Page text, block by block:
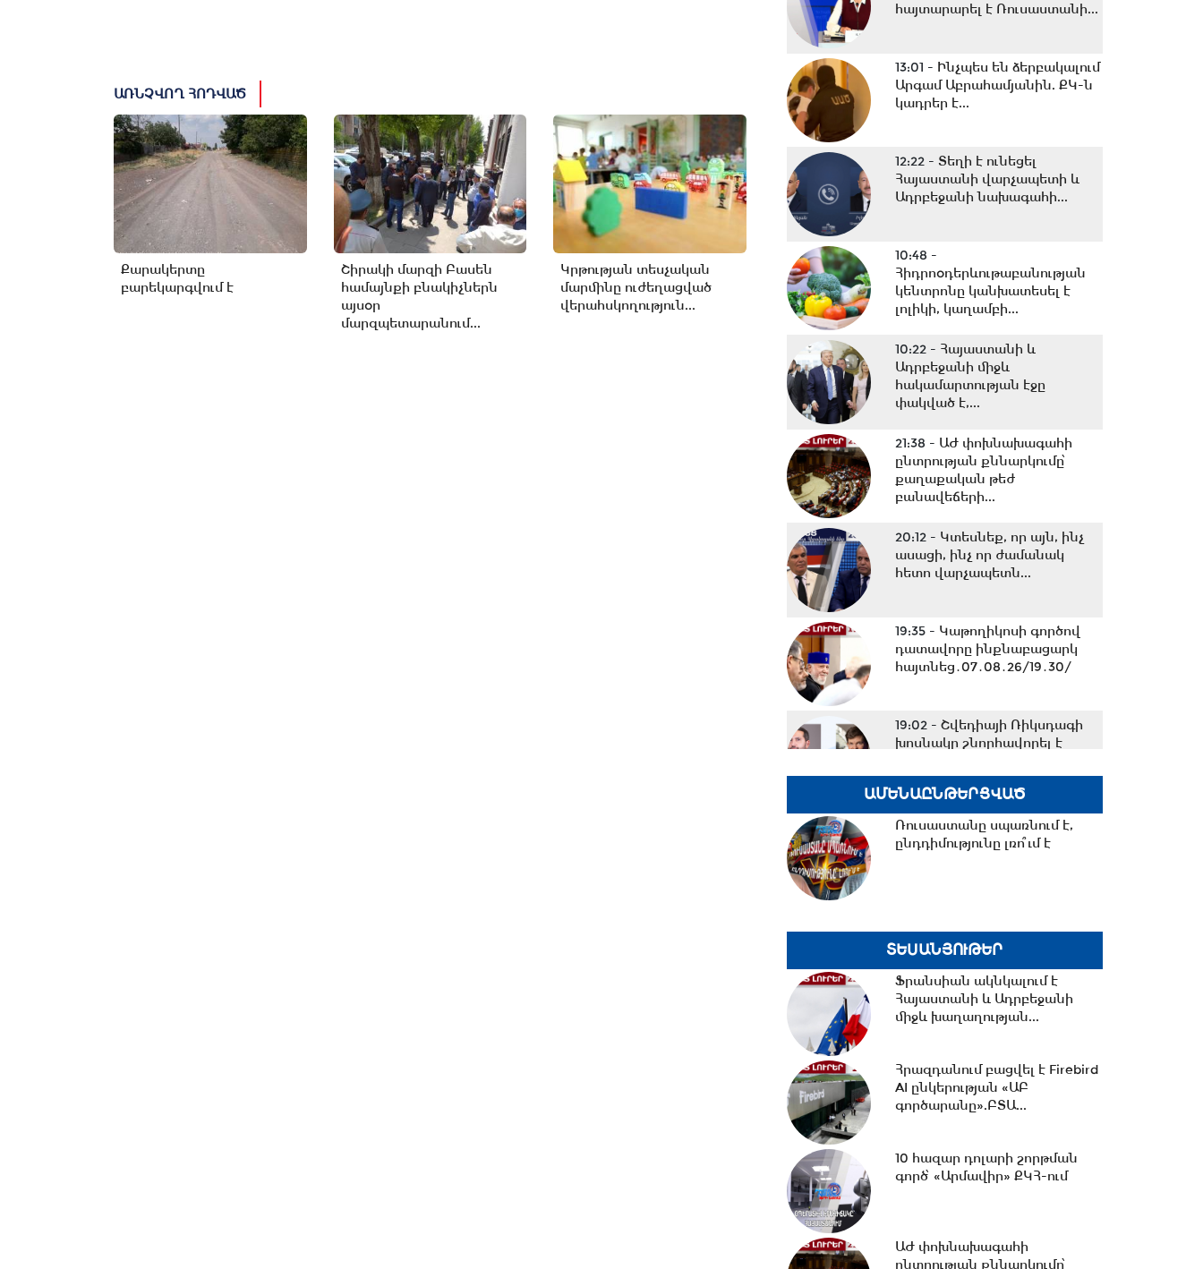
ԱՌՆՉՎՈՂ ՀՈԴՎԱԾ
Քարակերտը
բարեկարգվում է
Շիրակի մարզի Բասեն
համայնքի բնակիչներն
այսօր
մարզպետարանում...
Կրթության տեսչական
մարմինը ուժեղացված
վերահսկողություն...
հայտարարել է Ռուսաստանի...
13:01 - Ինչպես են ձերբակալում
Արգամ Աբրահամյանին. ՔԿ-ն
կադրեր է...
12:22 - Տեղի է ունեցել
Հայաստանի վարչապետի և
Ադրբեջանի նախագահի...
10:48 -
Հիդրոօդերևութաբանության
կենտրոնը կանխատեսել է
լոլիկի, կաղամբի...
10:22 - Հայաստանի և
Ադրբեջանի միջև
հակամարտության էջը
փակված է,...
21:38 - ԱԺ փոխնախագահի
ընտրության քննարկումը՝
քաղաքական թեժ
բանավեճերի...
20:12 - Կտեսնեք, որ այն, ինչ
ասացի, ինչ որ ժամանակ
հետո վարչապետն...
19:35 - Կաթողիկոսի գործով
դատավորը ինքնաբացարկ
հայտնեց․07․08․26/19․30/
19:02 - Շվեդիայի Ռիկսդագի
խոսնակը շնորհավորել է
18:37 -Դուք ուզում եք
ժողովրդին գործի ընդունել
ձեզ մոտ, մենք ուզում...
Սարգսյանի հետ | 07.08.2026
17:33 -Թրամփը նոր
սահմանափակումներ է
քաղաքացիություն...
17:05 -Պապիկյանի
դեպքի...
ԱՄԵՆԱԸՆԹԵՐՑՎԱԾ
Ռուսաստանը սպառնում է,
ընդդիմությունը լռո՞ւմ է
ՏԵՍԱՆՅՈՒԹԵՐ
Ֆրանսիան ակնկալում է
Հայաստանի և Ադրբեջանի
միջև խաղաղության...
Հրազդանում բացվել է Firebird
AI ընկերության «ԱԲ
գործարանը».ԲՏԱ...
10 հազար դոլարի շորթման
գործ՝ «Արմավիր» ՔԿՀ-ում
ԱԺ փոխնախագահի
ընտրության քննարկումը՝